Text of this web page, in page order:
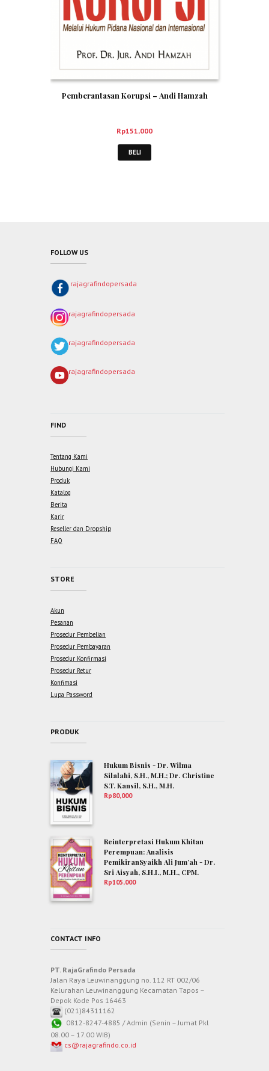
Pemberantasan Korupsi – Andi Hamzah
Rp151,000
BELI
FOLLOW US
rajagrafindopersada
rajagrafindopersada
rajagrafindopersada
rajagrafindopersada
FIND
Tentang Kami
Hubungi Kami
Produk
Katalog
Berita
Karir
Reseller dan Dropship
FAQ
STORE
Akun
Pesanan
Prosedur Pembelian
Prosedur Pembayaran
Prosedur Konfirmasi
Prosedur Retur
Konfimasi
Lupa Password
PRODUK
Hukum Bisnis - Dr. Wilma
Silalahi, S.H., M.H.; Dr. Christine
S.T. Kansil, S.H., M.H.
Rp80,000
Reinterpretasi Hukum Khitan
Perempuan: Analisis
PemikiranSyaikh Ali Jum’ah - Dr.
Sri Aisyah, S.H.I., M.H., CPM.
Rp105,000
CONTACT INFO
PT. RajaGrafindo Persada
Jalan Raya Leuwinanggung no. 112 RT 002/06
Kelurahan Leuwinanggung Kecamatan Tapos –
Depok Kode Pos 16463
(021)84311162
0812-8247-4885 / Admin (Senin – Jumat Pkl
08.00 – 17.00 WIB)
cs@rajagrafindo.co.id